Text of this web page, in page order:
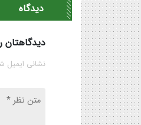
دیدگاه
دیدگاهتان
نشانی ایمیل